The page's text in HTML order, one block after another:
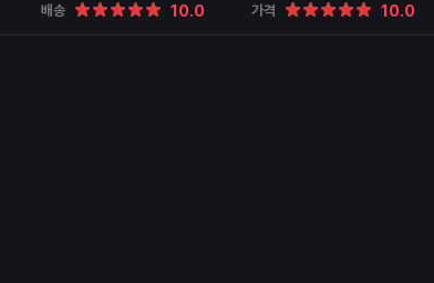
배송 10.0 가격 10.0